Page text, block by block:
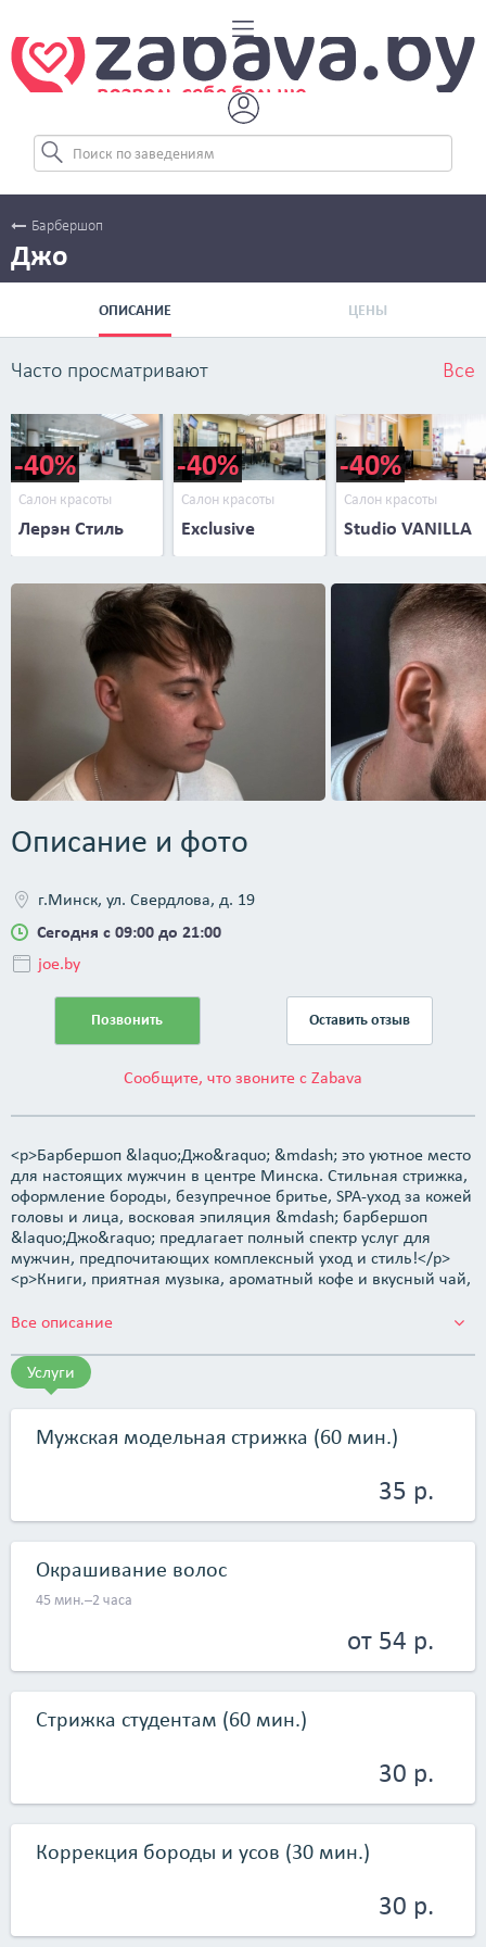
Барбершоп
Джо
ОПИСАНИЕ ЦЕНЫ
Часто просматривают Все
-40%
Салон красоты
Лерэн Стиль
-40%
Салон красоты
Exclusive
-40%
Салон красоты
Studio VANILLA
Описание и фото
Услуги
Мужская модельная стрижка (60 мин.)
35 р.
Окрашивание волос
45 мин.–2 часа
от 54 р.
Стрижка студентам (60 мин.)
30 р.
Коррекция бороды и усов (30 мин.)
30 р.
г.Минск, ул. Свердлова, д. 19
Сегодня с 09:00 до 21:00
joe.by
Позвонить Оставить отзыв
Сообщите, что звоните с Zabava
<p>Барбершоп &laquo;Джо&raquo; &mdash; это уютное место
для настоящих мужчин в центре Минска. Стильная стрижка,
оформление бороды, безупречное бритье, SPA-уход за кожей
головы и лица, восковая эпиляция &mdash; барбершоп
&laquo;Джо&raquo; предлагает полный спектр услуг для
мужчин, предпочитающих комплексный уход и стиль!</p>
<p>Книги, приятная музыка, ароматный кофе и вкусный чай,
чтобы провести время с комфортом и пользой!</p>
минутах от вокзала. Это территория успешных и модных
людей, шагающих в ногу со временем. Здесь вы узнаете, как
с помощью грамотно подобранной стрижки и прически
индивидуальности!</p> <p>Мы первый доступный
Все описание